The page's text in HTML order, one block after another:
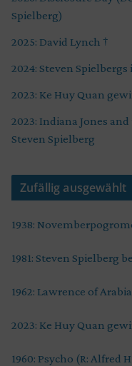
Spielberg)
2025: David Lynch †
2024: Steven
2023: Ke Huy Quan
2023: Indiana Jones
Steven Spielberg
Zufällig ausgewählt
1938:
1981: Steven Spielberg
1962: Lawrence of
2023: Ke Huy Quan
1960: Psycho (R: Alfred